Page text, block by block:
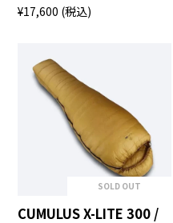
¥17,600 (税込)
SOLD OUT
CUMULUS X-LITE 300 /